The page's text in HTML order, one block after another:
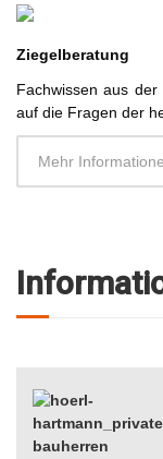
Ziegelberatung
Fachwissen aus
auf die Fragen der
Mehr